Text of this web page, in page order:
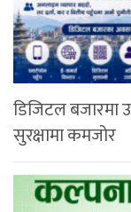
डिजिटल बजारमा
सुरक्षामा कमजोर